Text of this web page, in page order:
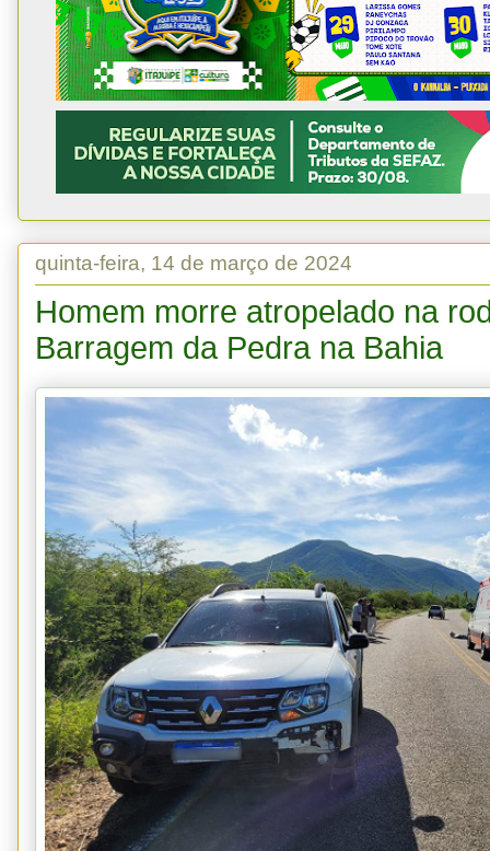
quinta-feira, 14 de março de 2024
Homem morre atropelado na
Barragem da Pedra na Bahia